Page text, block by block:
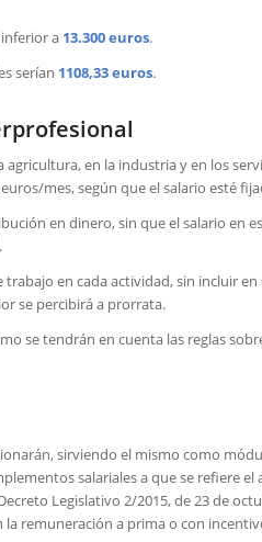
a 13.300 euros.
serían 1108,33 euros.
en la industria y en los
mes, según que el salario esté
en dinero, sin que el salario en
en cada actividad, sin incluir
se percibirá a prorrata.
se tendrán en cuenta las reglas
sirviendo el mismo como
salariales a que se refiere
Legislativo 2/2015, de 23 de
remuneración a prima o con